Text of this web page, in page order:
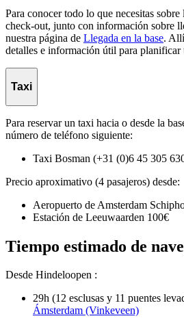
Para conocer todo lo que necesitas
check-out, junto con información sobre
nuestra página de Llegada en la base.
detalles e información útil para
Taxi
Para reservar un taxi hacia o desde la
número de teléfono siguiente:
Taxi Bosman (+31 (0)6 45 305
Precio aproximativo (4 pasajeros) desde:
Aeropuerto de Amsterdam
Estación de Leeuwaarden 100€
Tiempo estimado de
Desde Hindeloopen :
29h (12 esclusas y 11 puentes
Ámsterdam (Vinkeveen)